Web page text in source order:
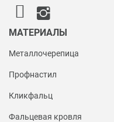
МАТЕРИАЛЫ
Металлочерепица
Профнастил
Кликфальц
Фальцевая кровля